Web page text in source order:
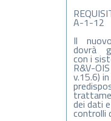
A-1-12
Il
dovrà
con i
R&V-
v.15.6)
dei dati
controlli